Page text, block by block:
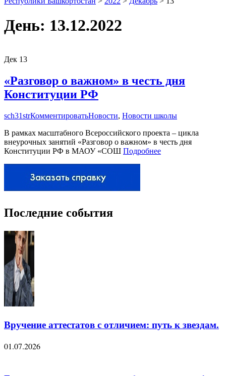
День: 13.12.2022
Дек 13
«Разговор о важном» в честь дня
Конституции РФ
sch31strКомментироватьНовости, Новости школы
В рамках масштабного Всероссийского проекта – цикла
внеурочных занятий «Разговор о важном» в честь дня
Конституции РФ в МАОУ «СОШ Подробнее
Последние события
Вручение аттестатов с отличием: путь к звездам.
01.07.2026